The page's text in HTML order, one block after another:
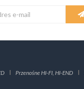
Przenośne HI-FI, HI-END